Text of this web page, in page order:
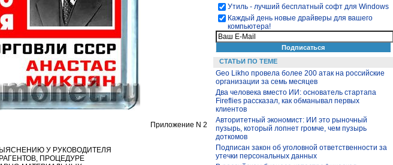
Приложение N 2
У РУКОВОДИТЕЛЯ
ПРОЦЕДУРЕ
Утиль - лучший бесплатный софт для Windows
Каждый день новые драйверы для вашего
компьютера!
СТАТЬИ ПО ТЕМЕ
Geo Likho провела более 200 атак на российские
организации за семь месяцев
Два человека вместо ИИ: основатель стартапа
Fireflies рассказал, как обманывал первых
клиентов
Авторитетный экономист: ИИ это рыночный
пузырь, который лопнет громче, чем пузырь
доткомов
Подписан закон об уголовной ответственности за
утечки персональных данных